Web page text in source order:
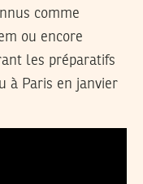
comme
ou encore
les préparatifs
à Paris en janvier